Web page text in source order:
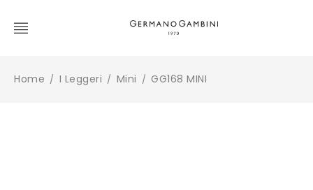
Home / I Leggeri / Mini / GG168 MINI